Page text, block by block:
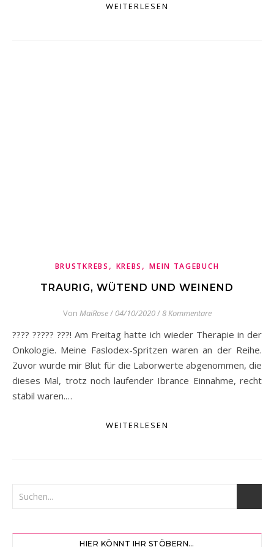
WEITERLESEN
BRUSTKREBS , KREBS ,MEIN TAGEBUCH
TRAURIG, WÜTEND UND WEINEND
Von MaiRose/ 04/10/2020/8 Kommentare
???? ????? ???! Am Freitag hatte ich wieder Therapie in der
Onkologie. Meine Faslodex-Spritzen waren an der Reihe.
Zuvor wurde mir Blut für die Laborwerte abgenommen, die
dieses Mal, trotz noch laufender Ibrance Einnahme, recht
stabil waren.…
WEITERLESEN
HIER KÖNNT IHR STÖBERN…